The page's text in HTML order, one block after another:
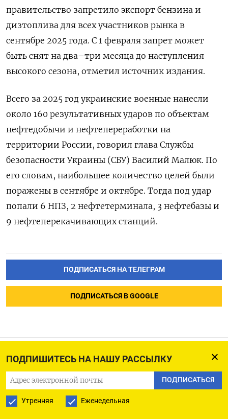
ПОДПИШИТЕСЬ НА НАШУ РАССЫЛКУ
ПОДПИСАТЬСЯ
Утренняя Еженедельная
правительство запретило экспорт бензина и
дизтоплива для всех участников рынка в
сентябре 2025 года. С 1 февраля запрет может
быть снят на два–три месяца до наступления
высокого сезона, отметил источник издания.
Всего за 2025 год украинские военные нанесли
около 160 результативных ударов по объектам
нефтедобычи и нефтепереработки на
территории России, говорил глава Службы
безопасности Украины (СБУ) Василий Малюк. По
его словам, наибольшее количество целей были
поражены в сентябре и октябре. Тогда под удар
попали 6 НПЗ, 2 нефтетерминала, 3 нефтебазы и
9 нефтеперекачивающих станций.
ПОДПИСАТЬСЯ НА ТЕЛЕГРАМ
ПОДПИСАТЬСЯ В GOOGLE
хх-Алжир закупил на
тендере около 600.000т
пшеницы,